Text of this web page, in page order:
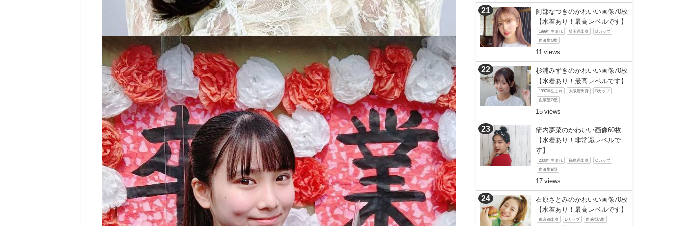
阿部なつきのかわいい画像70枚
【水着あり！最高レベルです】
1999年生まれ 埼玉県出身 Dカップ
血液型O型
11
杉浦みずきのかわいい画像70枚
【水着あり！最高レベルです】
1997年生まれ 大阪府出身 Bカップ
血液型O型
15
箭内夢菜のかわいい画像60枚
【水着あり！非常識レベルで
す】
2000年生まれ 福島県出身 Cカップ
血液型B型
17
石原さとみのかわいい画像70枚
【水着あり！最高レベルです】
東京都出身 Dカップ 血液型A型